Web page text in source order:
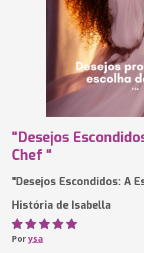
"Desejos
Chef “
"Desejos Escondidos: A
História de Isabella
Porysa